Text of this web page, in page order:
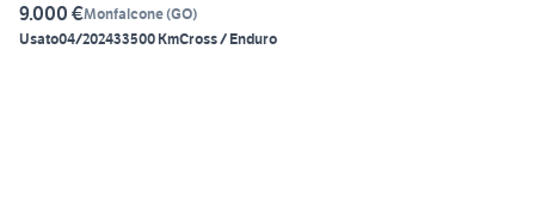
9.000 €Monfalcone(GO)
Usato04/202433500 KmCross / Enduro